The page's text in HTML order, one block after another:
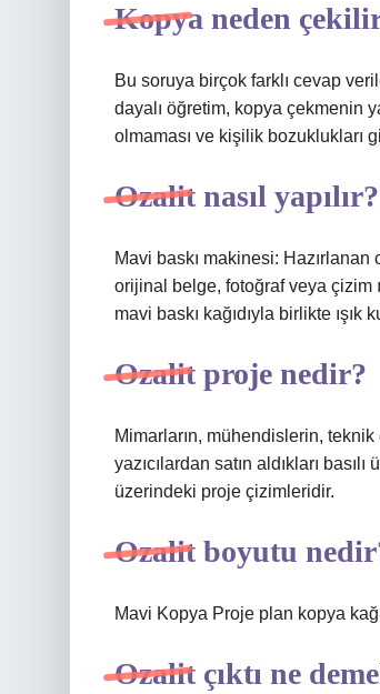
Kopya neden
Bu soruya birçok farklı cevap
dayalı öğretim, kopya çekmenin
olmaması ve kişilik bozuklukları
Ozalit nasıl yapılır?
Mavi baskı makinesi:
orijinal belge, fotoğraf veya çizim
mavi baskı kağıdıyla birlikte ışık
Ozalit proje nedir?
Mimarların, mühendislerin,
yazıcılardan satın aldıkları
üzerindeki proje çizimleridir.
Ozalit boyutu
Mavi Kopya Proje plan kopya
Ozalit çıktı ne